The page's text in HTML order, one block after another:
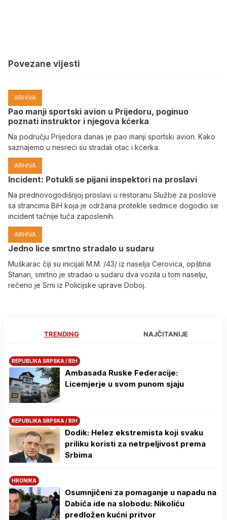
Povezane vijesti
ARHIVA
Pao manji sportski avion u Prijedoru, poginuo
poznati instruktor i njegova kćerka
Na području Prijedora danas je pao manji sportski avion. Kako
saznajemo u nesreći su stradali otac i kćerka.
ARHIVA
Incident: Potukli se pijani inspektori na proslavi
Na prednovogodišnjoj proslavi u restoranu Službe za poslove
sa strancima BiH koja je održana protekle sedmice dogodio se
incident tačnije tuča zaposlenih.
ARHIVA
Јedno lice smrtno stradalo u sudaru
Muškarac čiji su inicijali M.M. /43/ iz naselja Cerovica, opština
Stanari, smrtno je stradao u sudaru dva vozila u tom naselju,
rečeno je Srni iz Policijske uprave Doboj.
TRENDING NAJČITANIJE
REPUBLIKA SRPSKA / BIH
Ambasada Ruske Federacije:
Licemjerje u svom punom sjaju
REPUBLIKA SRPSKA / BIH
Dodik: Helez ekstremista koji svaku
priliku koristi za netrpeljivost prema
Srbima
HRONIKA
Osumnjičeni za pomaganje u napadu na
Dabića ide na slobodu: Nikoliću
predložen kućni pritvor